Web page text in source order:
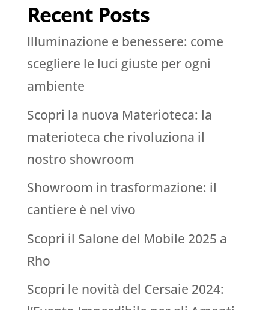
Recent Posts
Illuminazione e benessere: come
scegliere le luci giuste per ogni
ambiente
Scopri la nuova Materioteca: la
materioteca che rivoluziona il
nostro showroom
Showroom in trasformazione: il
cantiere è nel vivo
Scopri il Salone del Mobile 2025 a
Rho
Scopri le novità del Cersaie 2024: